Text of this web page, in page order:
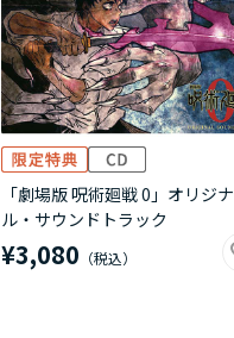
「劇場版 呪術廻戦 0」オリジナ
ル・サウンドトラック
¥3,080